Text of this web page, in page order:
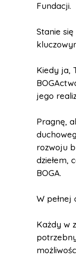
Fundacji.
Stanie
Kiedy ja,
jego
Pragnę,
rozwoju
dziełem,
BOGA.
W pełnej
Każdy w